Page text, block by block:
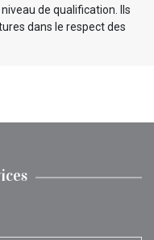
de qualification. Ils
dans le respect des